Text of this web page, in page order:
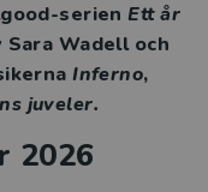
serienEtt år
Sara Wadell och
Inferno,
juveler.
2026